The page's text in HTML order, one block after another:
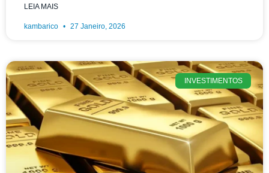
LEIA MAIS
kambarico 27 Janeiro, 2026
INVESTIMENTOS